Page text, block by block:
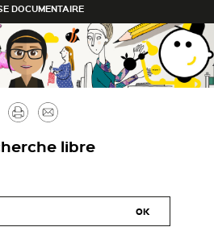
DOCUMENTAIRE
Imprimer
libre